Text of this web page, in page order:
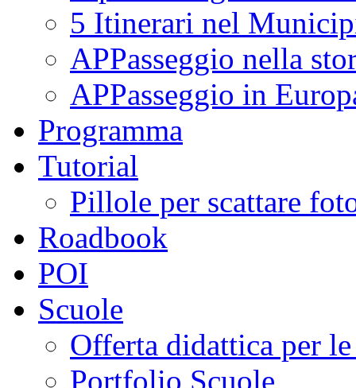
5 Itinerari nel
APPasseggio nella
APPasseggio in
Programma
Tutorial
Pillole per scattare
Roadbook
POI
Scuole
Offerta didattica per
Portfolio Scuole